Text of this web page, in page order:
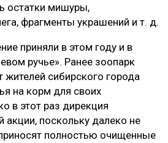
остатки мишуры,
фрагменты украшений и т. д.
приняли в этом году и в
ручье». Ранее зоопарк
жителей сибирского города
на корм для своих
в этот раз дирекция
акции, поскольку далеко не
полностью очищенные